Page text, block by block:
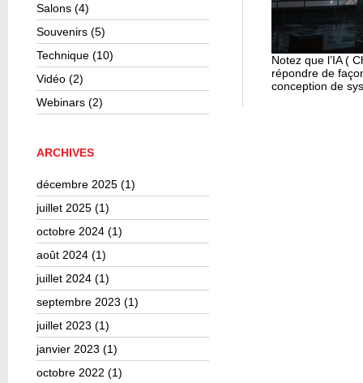
Salons (4)
Souvenirs (5)
Technique (10)
Vidéo (2)
Webinars (2)
ARCHIVES
décembre 2025 (1)
juillet 2025 (1)
octobre 2024 (1)
août 2024 (1)
juillet 2024 (1)
septembre 2023 (1)
juillet 2023 (1)
janvier 2023 (1)
octobre 2022 (1)
Notez que l’IA (
répondre de
conception de